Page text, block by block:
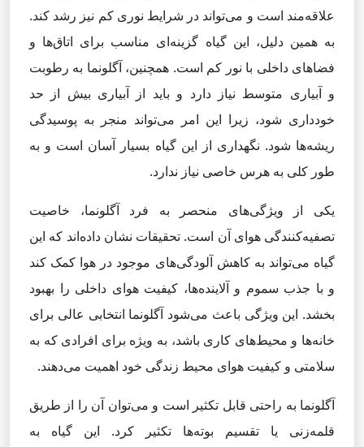
علاقه‌مند است و می‌تواند در شرایط نوری کم نیز رشد کند.
به همین دلیل، این گیاه گزینه‌ای مناسب برای اتاق‌ها و
فضاهای داخلی با نور کم است. همچنین، آگلونما به رطوبت
و آبیاری متوسط نیاز دارد و باید از آبیاری بیش از حد
خودداری شود، زیرا این امر می‌تواند منجر به پوسیدگی
ریشه‌ها شود. نگهداری از این گیاه بسیار آسان است و به
طور کلی به هرس خاصی نیاز ندارد.
یکی از ویژگی‌های منحصر به فرد آگلونما، خاصیت
تصفیه‌کنندگی هوای آن است. تحقیقات نشان داده‌اند که این
گیاه می‌تواند به کاهش آلودگی‌های موجود در هوا کمک کند
و با جذب سموم و آلاینده‌ها، کیفیت هوای داخلی را بهبود
بخشد. این ویژگی باعث می‌شود آگلونما انتخابی عالی برای
خانه‌ها و محیط‌های کاری باشد، به ویژه برای افرادی که به
سلامتی و کیفیت هوای محیط زندگی خود اهمیت می‌دهند.
آگلونما به راحتی قابل تکثیر است و می‌توان آن را از طریق
قلمه‌زنی یا تقسیم بوته‌ها تکثیر کرد. این گیاه به